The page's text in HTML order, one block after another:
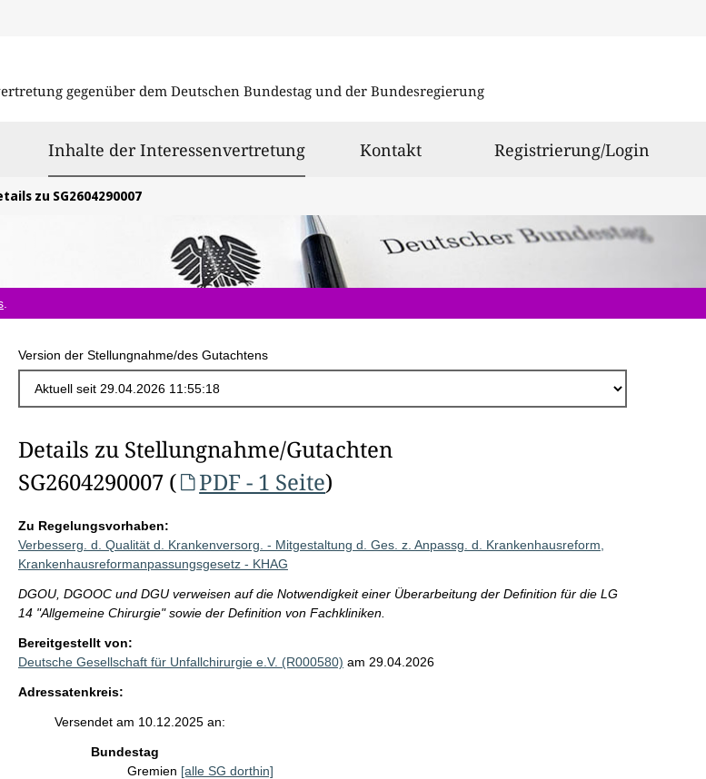
gegenüber dem Deutschen Bundestag und der Bundesregierung
Inhalte der Interessenvertretungausgewählt
Kontakt Registrierung/Login
zu SG2604290007
Version der Stellungnahme/des Gutachtens
Details zu Stellungnahme/Gutachten
SG2604290007 (
PDF - 1 Seite)
Zu Regelungsvorhaben:
Verbesserg. d. Qualität d. Krankenversorg. - Mitgestaltung d. Ges. z. Anpassg. d. Krankenhausreform,
Krankenhausreformanpassungsgesetz - KHAG
DGOU, DGOOC und DGU verweisen auf die Notwendigkeit einer Überarbeitung der Definition für die LG
14 "Allgemeine Chirurgie" sowie der Definition von Fachkliniken.
Bereitgestellt von:
Deutsche Gesellschaft für Unfallchirurgie e.V. (R000580) am 29.04.2026
Adressatenkreis:
Versendet am 10.12.2025 an:
Bundestag
Gremien [alle SG dorthin]